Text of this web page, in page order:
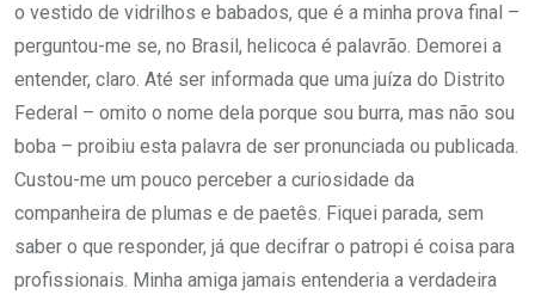
o vestido de vidrilhos e babados, que é a minha prova final –
perguntou-me se, no Brasil, helicoca é palavrão. Demorei a
entender, claro. Até ser informada que uma juíza do Distrito
Federal – omito o nome dela porque sou burra, mas não sou
boba – proibiu esta palavra de ser pronunciada ou publicada.
Custou-me um pouco perceber a curiosidade da
companheira de plumas e de paetês. Fiquei parada, sem
saber o que responder, já que decifrar o patropi é coisa para
profissionais. Minha amiga jamais entenderia a verdadeira